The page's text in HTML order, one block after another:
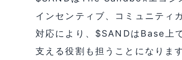
インセンティブ、コミュニティ
対応により、$SANDはBase上
支える役割も担うことになります